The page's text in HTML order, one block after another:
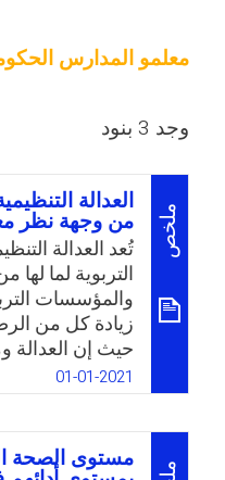
معلمو المدارس
وجد 3 بنود
ملخص
العدالة
من وجهة نظر
تُعد العدالة
التربوية لما
والمؤسسات
زيادة كل من
حيث إن العدالة
إيجابيًا لدى
من إحساسهم
مجالات رئيسة:
الموظف من
الإجرائية
01-01-2021
مستوى الصحة